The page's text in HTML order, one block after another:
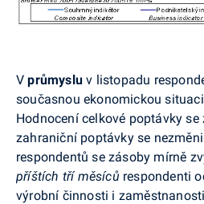
Vprůmyslu v listopadu
současnou ekonomickou
Hodnocení celkové poptávky
zahraniční poptávky se
respondentů se zásoby mírně
příštích tří měsíců respondenti
výrobní činnosti i